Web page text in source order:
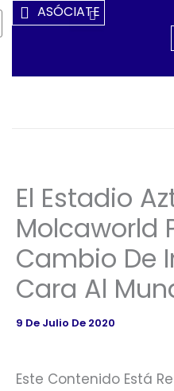
Ir
Al
ASÓCIATE
El Estadio
Molcaworld
Cambio De
Cara Al
9 De Julio De 2020
Este Contenido Está